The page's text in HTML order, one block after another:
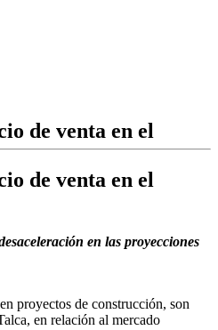
de venta en el
en las proyecciones
proyectos de construcción, son
en relación al mercado